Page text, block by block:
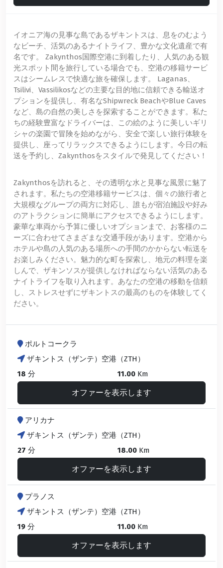
イオニア海の見事な島であるザキントスは、息をのむよう
なビーチ、活気のあるナイトライフ、豊かな文化遺産で有
名です。 Zakynthos国際空港に到着したり、人気のある観
光スポット間を旅行している場合でも、空港の移籍サービ
スはシームレスで快適な旅を確保します。 Laganas、
Tsilivi、Vassilikosなどの主要な目的地に信頼できる輸送オ
プションを提供し、有名なShipwreck BeachやBlue Caves
など、島の自然の美しさを探索することができます。私た
ちの経験豊富なドライバーは、この絵のように美しいギリ
シャの楽園で冒険を始めながら、安全で楽しい旅行体験を
提供し、座ってリラックスできるようにします。今日の転
送を予約し、Zakynthosをスタイルで発見してください！
Zakynthosを訪れると、その透明な水と見事な風景に魅了
されます。私たちの空港移籍サービスは、個々の旅行者と
大規模なグループの両方に対応し、誰もが宿泊施設や好み
のアトラクションに簡単にアクセスできるようにします。
豪華な車両から予算に優しいオプションまで、お客様のニ
ーズに合わせてさまざまな交通手段があります。空港から
ホテルや島の人気のある場所への手間のかからない転送を
お楽しみください。魅力的な町を探索し、地元の料理を楽
しんで、ザキンソスが提供しなければならない活気のある
ナイトライフを取り入れます。あなたの空港の移動を信頼
し、ストレスせずにザキントスの最高のものを体験してく
ださい。
ポルトコークラ
ザキントス（ザンテ）空港（ZTH）
18 分 11.00 Km
オファーを表示します
アリカナ
ザキントス（ザンテ）空港（ZTH）
27 分 18.00 Km
オファーを表示します
プラノス
ザキントス（ザンテ）空港（ZTH）
19 分 11.00 Km
オファーを表示します